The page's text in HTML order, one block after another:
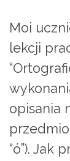
Moi
lekcji
opisania
“ó”). Jak